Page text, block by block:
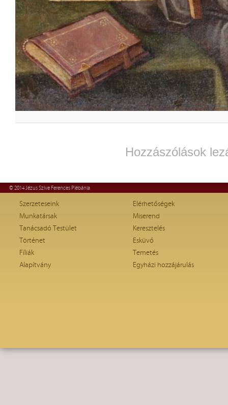
Hozzászólások
© 2014 Jézus Szíve Ferences Plébánia
Szerzeteseink
Munkatársak
Tanácsadó Testület
Történet
Fíliák
Alapítvány
Elérhetőségek
Miserend
Keresztelés
Esküvő
Temetés
Egyházi hozzájárulás